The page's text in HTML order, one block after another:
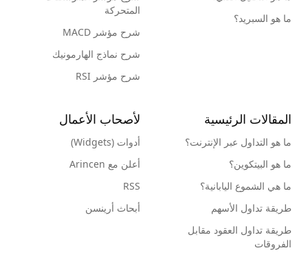
ما هو السبريد؟
المتحركة
شرح مؤشر MACD
شرح نماذج الهارمونيك
شرح مؤشر RSI
المقالات الرئيسية
ما هو التداول عبر الإنترنت؟
ما هو البيتكوين؟
ما هي الشموع اليابانية؟
طريقة تداول الأسهم
طريقة تداول العقود مقابل
الفروقات
لأصحاب الأعمال
أدوات (Widgets)
أعلن مع Arincen
RSS
أبحاث أرينسن